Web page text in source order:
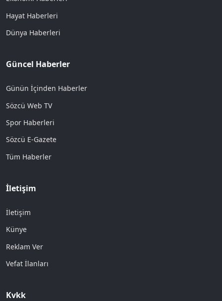
Hayat Haberleri
Dünya Haberleri
Güncel Haberler
Günün İçinden Haberler
Sözcü Web TV
Spor Haberleri
Sözcü E-Gazete
Tüm Haberler
İletişim
İletişim
Künye
Reklam Ver
Vefat İlanları
Kvkk